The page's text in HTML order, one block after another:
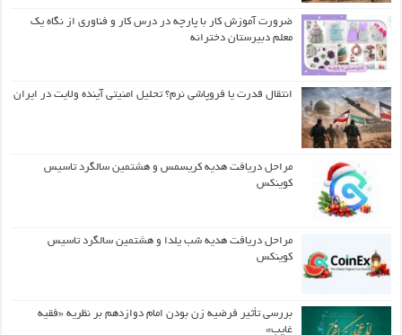
ضرورت آموزش کار با پارچه در درس کار و فناوری از نگاه یک
معلم دبیرستان دخترانه
انتقال قدرت یا فروپاشی نرم؟ تحلیل امنیتی آینده ولایت در ایران
مراحل دریافت هدیه کریسمس و هشتمین سالگرد تاسیس
کوینکس
مراحل دریافت هدیه شب یلدا و هشتمین سالگرد تاسیس
کوینکس
بررسی تأثیر فرضیه زن بودن امام دوازدهم بر نظریه «فقیه
غایب»